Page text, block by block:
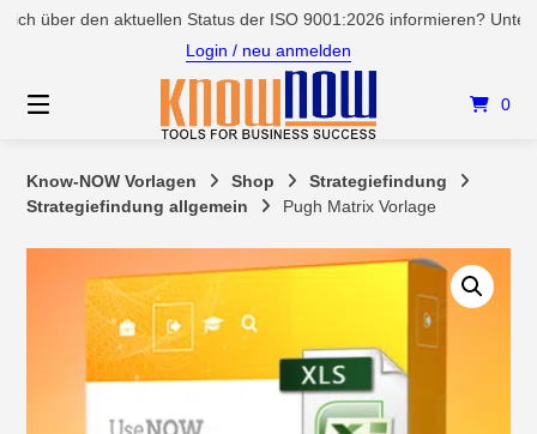
Springenden aktuellen Status der ISO 9001:2026 informieren? Unter
Login / neu anmelden
0
Know-NOW Vorlagen Shop
Strategiefindung
Strategiefindung allgemein
Pugh Matrix Vorlage